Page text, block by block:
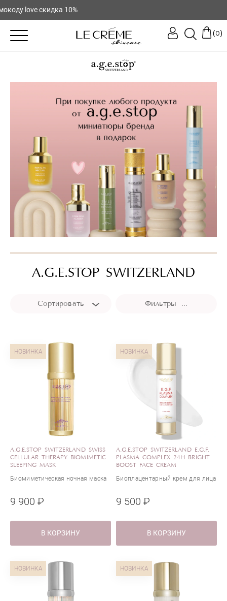
10%
(0)
A.G.E.STOP SWITZERLAND
Сортировать Фильтры ...
НОВИНКА
A.G.E.STOP SWITZERLAND SWISS
CELLULAR THERAPY BIOMIMETIC
SLEEPING MASK
Биомиметическая ночная маска
9 900 ₽
В КОРЗИНУ
НОВИНКА
A.G.E.STOP SWITZERLAND E.G.F.
PLASMA COMPLEX 24H BRIGHT
BOOST FACE CREAM
Биоплацентарный крем для лица
9 500 ₽
В КОРЗИНУ
НОВИНКА НОВИНКА